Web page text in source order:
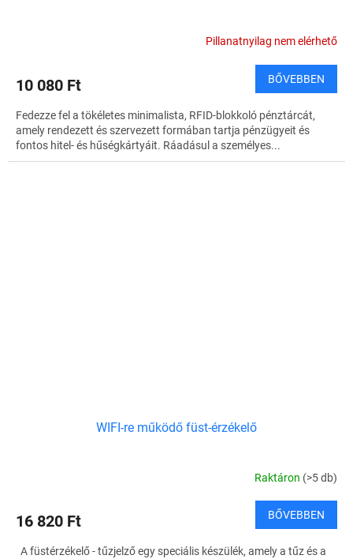
Pillanatnyilag nem elérhető
10 080 Ft BŐVEBBEN
Fedezze fel a tökéletes minimalista, RFID-blokkoló pénztárcát,
amely rendezett és szervezett formában tartja pénzügyeit és
fontos hitel- és hűségkártyáit. Ráadásul a személyes...
WIFI-re működő füst-érzékelő
Raktáron (>5 db)
16 820 Ft BŐVEBBEN
A füstérzékelő - tűzjelző egy speciális készülék, amely a tűz és a